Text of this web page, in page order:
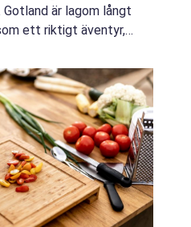
är lagom långt
ett riktigt äventyr,